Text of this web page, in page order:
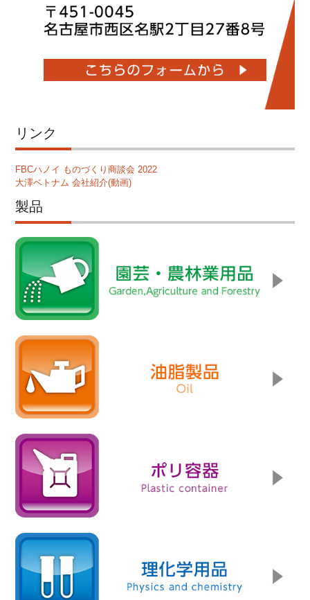
リンク
FBCハノイ ものづくり商談会 2022
大澤ベトナム 会社紹介(動画)
製品